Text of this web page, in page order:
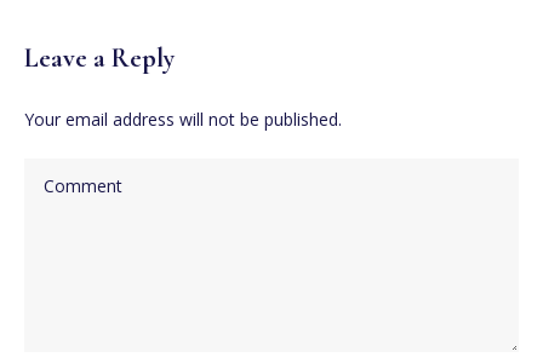
Leave a Reply
Your email address will not be published.